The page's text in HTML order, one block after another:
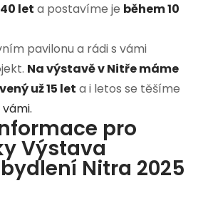
let a postavíme je během 10
pavilonu a rádi s vámi
Na výstavě v Nitře máme
už 15 let a i letos se těšíme
pro
Výstava
Nitra 2025